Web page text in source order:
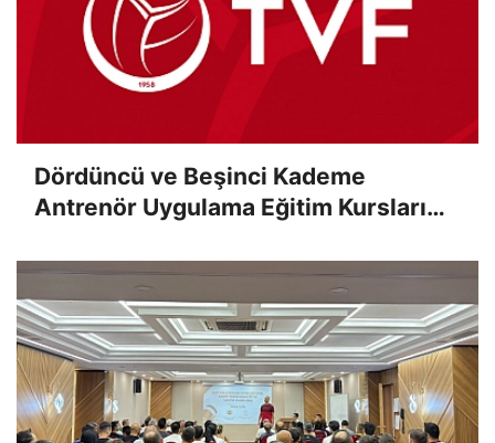
Dördüncü ve Beşinci Kademe
Antrenör Uygulama Eğitim Kursları